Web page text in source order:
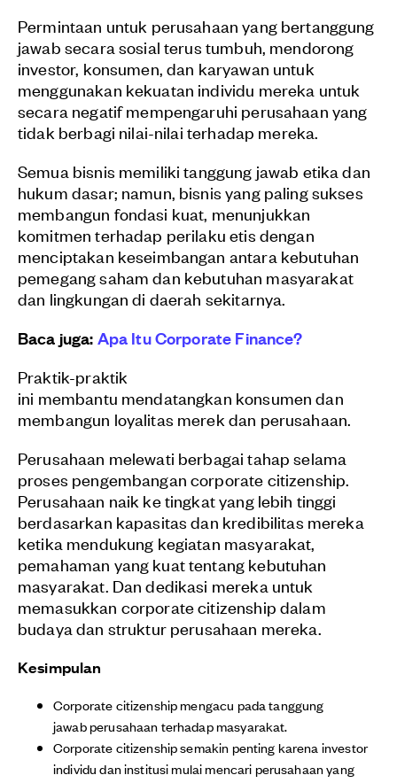
Permintaan untuk perusahaan yang bertanggung
jawab secara sosial terus tumbuh, mendorong
investor, konsumen, dan karyawan untuk
menggunakan kekuatan individu mereka untuk
secara negatif mempengaruhi perusahaan yang
tidak berbagi nilai-nilai terhadap mereka.
Semua bisnis memiliki tanggung jawab etika dan
hukum dasar; namun, bisnis yang paling sukses
membangun fondasi kuat, menunjukkan
komitmen terhadap perilaku etis dengan
menciptakan keseimbangan antara kebutuhan
pemegang saham dan kebutuhan masyarakat
dan lingkungan di daerah sekitarnya.
Baca juga:Apa Itu Corporate Finance?
Praktik-praktik
ini membantu mendatangkan konsumen dan
membangun loyalitas merek dan perusahaan.
Perusahaan melewati berbagai tahap selama
proses pengembangan corporate citizenship.
Perusahaan naik ke tingkat yang lebih tinggi
berdasarkan kapasitas dan kredibilitas mereka
ketika mendukung kegiatan masyarakat,
pemahaman yang kuat tentang kebutuhan
masyarakat. Dan dedikasi mereka untuk
memasukkan corporate citizenship dalam
budaya dan struktur perusahaan mereka.
Kesimpulan
Corporate citizenship mengacu pada tanggung
jawab perusahaan terhadap masyarakat.
Corporate citizenship semakin penting karena investor
individu dan institusi mulai mencari perusahaan yang